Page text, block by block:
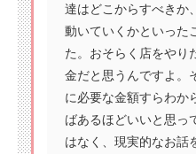
達はどこからすべきか
動いていくかといった
た。おそらく店をやり
金だと思うんですよ。
に必要な金額すらわか
ばあるほどいいと思っ
はなく、現実的なお話